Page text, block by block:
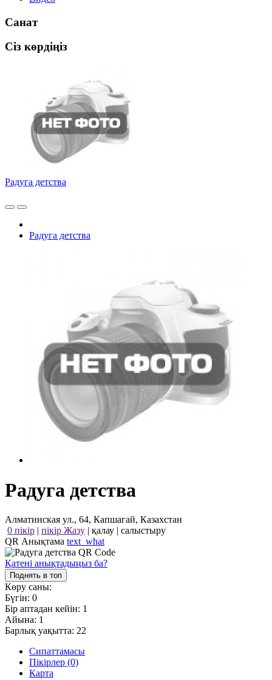
Санат
Сіз көрдіңіз
Радуга детства
Радуга детства
Радуга детства
Алматинская ул., 64, Капшагай, Казахстан
0 пікір | пікір Жазу | қалау | салыстыру
QR Анықтама text_what
Қатені анықтадыңыз ба?
Поднять в топ
Көру саны:
Бүгін: 0
Бір аптадан кейін: 1
Айына: 1
Барлық уақытта: 22
Сипаттамасы
Пікірлер (0)
Карта